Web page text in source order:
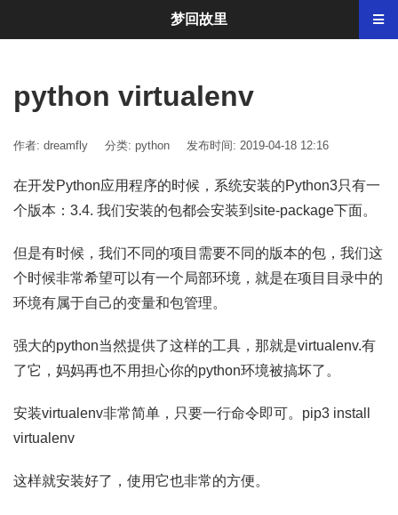
python virtualenv
作者: dreamfly 分类: python 发布时间: 2019-04-18 12:16
在开发Python应用程序的时候，系统安装的Python3只有一
个版本：3.4. 我们安装的包都会安装到site-package下面。
但是有时候，我们不同的项目需要不同的版本的包，我们这
个时候非常希望可以有一个局部环境，就是在项目目录中的
环境有属于自己的变量和包管理。
强大的python当然提供了这样的工具，那就是virtualenv.有
了它，妈妈再也不用担心你的python环境被搞坏了。
安装virtualenv非常简单，只要一行命令即可。pip3 install
virtualenv
这样就安装好了，使用它也非常的方便。
梦回故里